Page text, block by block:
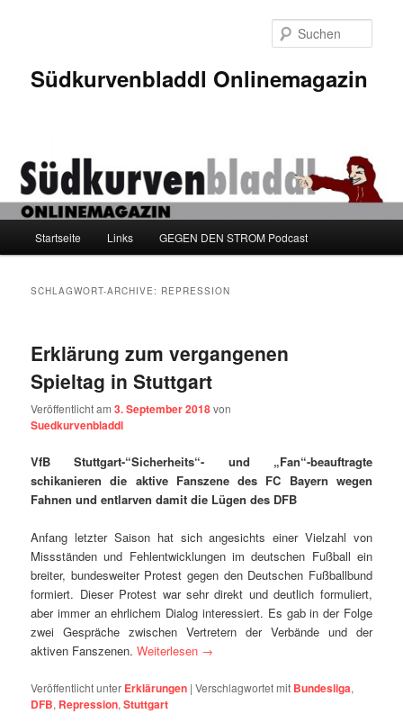
Südkurvenbladdl Onlinemagazin
Startseite Links GEGEN DEN STROM Podcast
SCHLAGWORT-ARCHIVE: REPRESSION
Erklärung zum vergangenen
Spieltag in Stuttgart
Veröffentlicht am3. September 2018von
Suedkurvenbladdl
VfB Stuttgart-“Sicherheits“- und „Fan“-beauftragte
schikanieren die aktive Fanszene des FC Bayern wegen
Fahnen und entlarven damit die Lügen des DFB
Anfang letzter Saison hat sich angesichts einer Vielzahl von
Missständen und Fehlentwicklungen im deutschen Fußball ein
breiter, bundesweiter Protest gegen den Deutschen Fußballbund
formiert. Dieser Protest war sehr direkt und deutlich formuliert,
aber immer an ehrlichem Dialog interessiert. Es gab in der Folge
zwei Gespräche zwischen Vertretern der Verbände und der
aktiven Fanszenen.Weiterlesen →
Veröffentlicht unter Erklärungen |Verschlagwortet mit Bundesliga,
DFB, Repression,Stuttgart